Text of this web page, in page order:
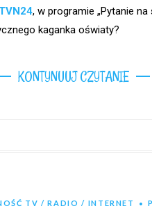
TVN24, w programie „Pytanie na
kaganka oświaty?
KONTYNUUJ CZYTANIE
TV / RADIO / INTERNET